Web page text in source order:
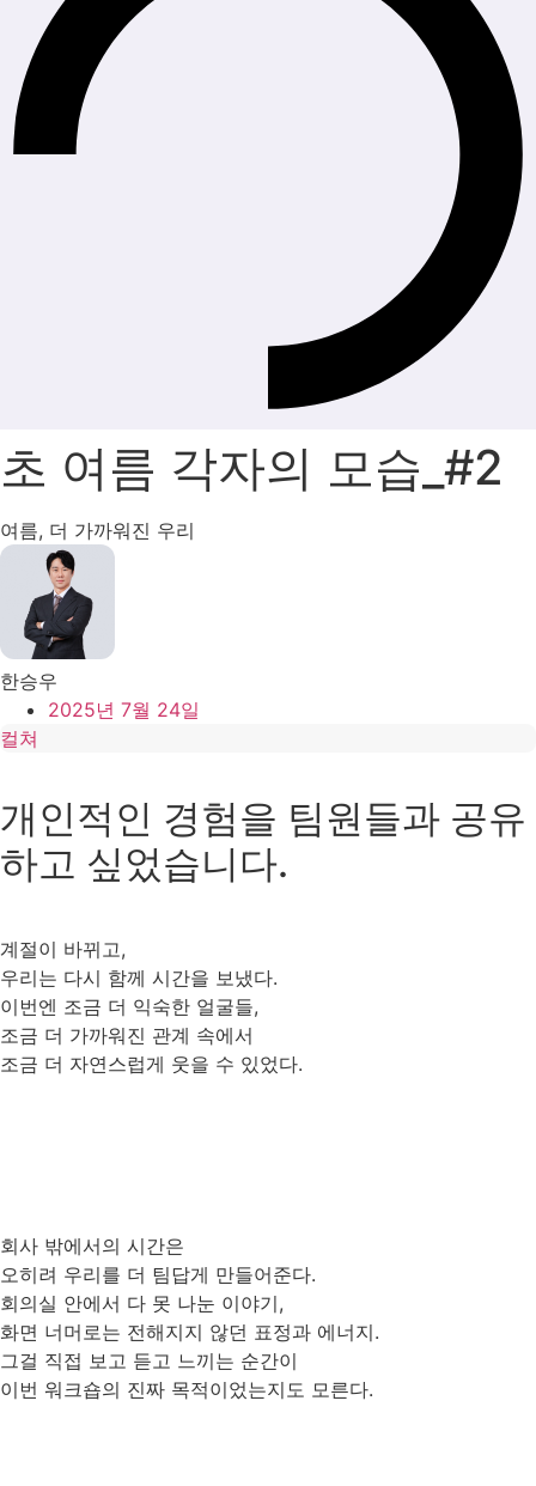
초 여름 각자의 모습_#2
여름, 더 가까워진 우리
한승우
2025년 7월 24일
컬쳐
개인적인 경험을 팀원들과 공유
하고 싶었습니다.
계절이 바뀌고,
우리는 다시 함께 시간을 보냈다.
이번엔 조금 더 익숙한 얼굴들,
조금 더 가까워진 관계 속에서
조금 더 자연스럽게 웃을 수 있었다.
회사 밖에서의 시간은
오히려 우리를 더 팀답게 만들어준다.
회의실 안에서 다 못 나눈 이야기,
화면 너머로는 전해지지 않던 표정과 에너지.
그걸 직접 보고 듣고 느끼는 순간이
이번 워크숍의 진짜 목적이었는지도 모른다.